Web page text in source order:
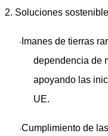
2. Soluciones
· Imanes de tierras
dependencia de
apoyando las
UE.
·Cumplimiento de